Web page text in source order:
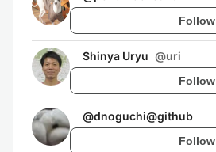
Follow
Shinya Uryu @uri
Follow
@dnoguchi@github
Follow